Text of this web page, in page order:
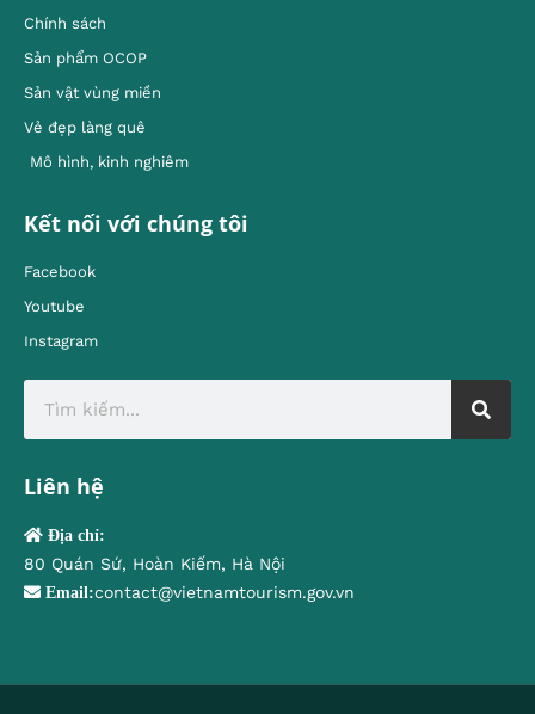
Chính sách
Sản phẩm OCOP
Sản vật vùng miền
Vẻ đẹp làng quê
Mô hình, kinh nghiêm
Kết nối với chúng tôi
Facebook
Youtube
Instagram
Liên hệ
Địa chỉ:
80 Quán Sứ, Hoàn Kiếm, Hà Nội
Email:contact@vietnamtourism.gov.vn